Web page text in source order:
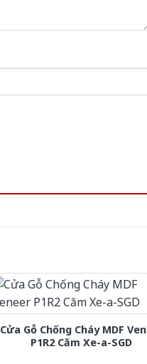
Cửa Gỗ Chống Cháy MDF
P1R2 Căm Xe-a-SGD